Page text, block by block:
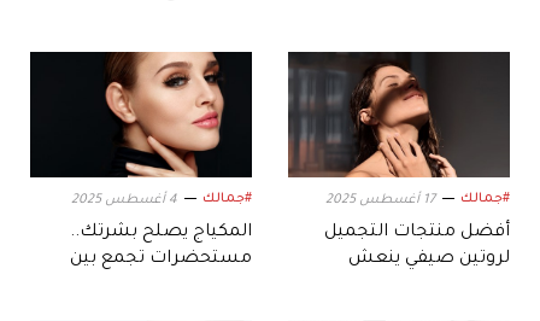
#جمالك 17 أغسطس 2025
أفضل منتجات التجميل
لروتين صيفي ينعش
#جمالك 4 أغسطس 2025
المكياج يصلح بشرتك..
مستحضرات تجمع بين